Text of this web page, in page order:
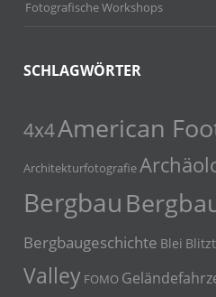
Fotografische Workshops
SCHLAGWÖRTER
4x4American
Architekturfotografie
Bergbau
Bergbaugeschichte Blei
Valley FOMO